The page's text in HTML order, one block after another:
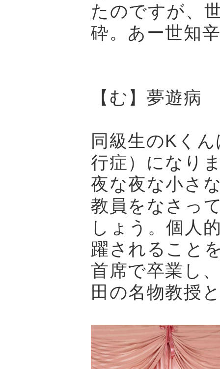
たのですが、
砕。あー世知
【む】夢遊病
同級生のKく
行症）になり
夜な夜な小さ
教員をなさっ
しょう。個人
躍されること
首席で卒業し
田の名物教授